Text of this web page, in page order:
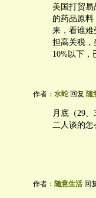
美国打贸
的药品原
来，看谁难
担高关税，
10%以下，
作者： 水蛇 回复 随
月底（29
二人谈的怎
作者： 随意生活 回